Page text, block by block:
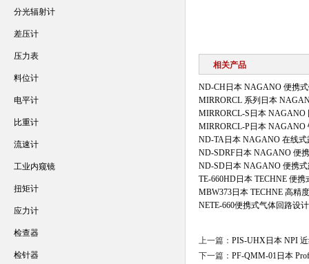
相关产品
ND-CH日本 NAGANO 便携
MIRRORCL 系列日本
MIRRORCL-S日本 NAGANO
MIRRORCL-P日本 NAGANO
ND-TA日本 NAGANO 在线式
ND-SDRF日本 NAGANO 便
ND-SD日本 NAGANO 便携
TE-660HD日本 TECHNE 便
MBW373日本 TECHNE 高精
NETE-660便携式气体回路设
上一篇： PIS-UHX日本 NPI
下一篇： PF-QMM-01日本
分光辐射计
差压计
压力表
料位计
电平计
比重计
流速计
工业内窥镜
扭矩计
应力计
检查器
检针器